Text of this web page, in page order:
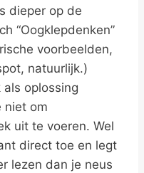
dieper op de
“Oogklepdenken”
voorbeelden,
natuurlijk.)
oplossing
niet om
uit te voeren. Wel
direct toe en legt
lezen dan je neus